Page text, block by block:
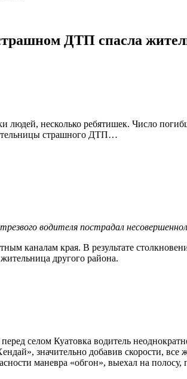
ДТП спасла
людей, несколько ребятишек. Число
страшного ДТП…
водителя пострадал
каналам края. В результате
другого района.
селом Куатовка водитель
значительно добавив скорости,
маневра «обгон», выехал на полосу,